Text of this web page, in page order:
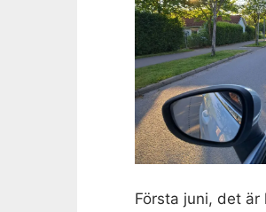
Första juni, det